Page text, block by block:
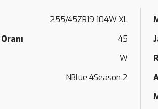
255/45ZR19 104W XL
45
W
NBlue 4Season 2